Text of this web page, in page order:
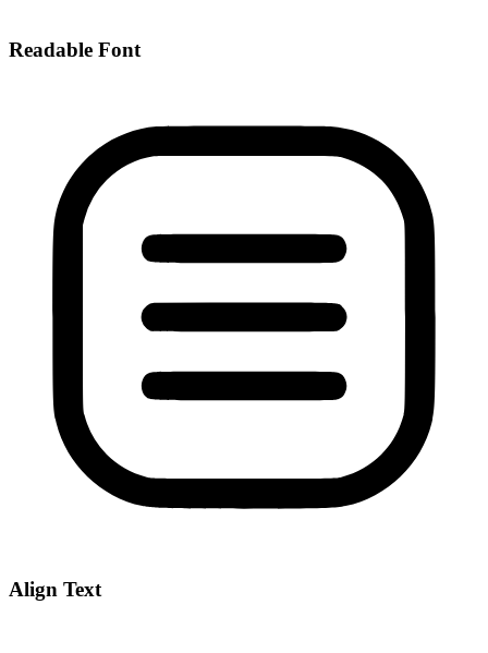
Readable Font
Align Text